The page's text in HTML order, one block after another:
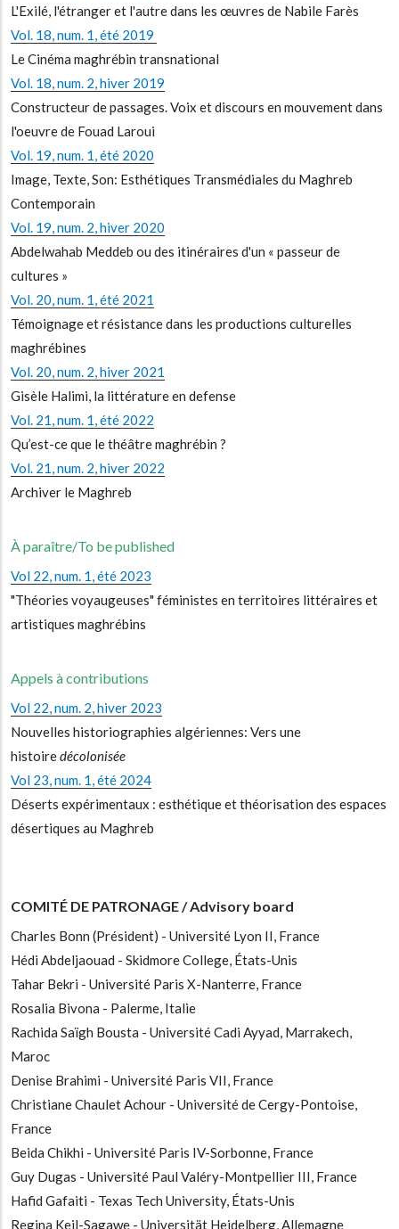
L'Exilé, l'étranger et l'autre dans les œuvres de Nabile Farès
Vol. 18, num. 1, été 2019
Le Cinéma maghrébin transnational
Vol. 18, num. 2, hiver 2019
Constructeur de passages. Voix et discours en mouvement dans
l'oeuvre de Fouad Laroui
Vol. 19, num. 1, été 2020
Image, Texte, Son: Esthétiques Transmédiales du Maghreb
Contemporain
Vol. 19, num. 2, hiver 2020
Abdelwahab Meddeb ou des itinéraires d'un « passeur de
cultures »
Vol. 20, num. 1, été 2021
Témoignage et résistance dans les productions culturelles
maghrébines
Vol. 20, num. 2, hiver 2021
Gisèle Halimi, la littérature en defense
Vol. 21, num. 1, été 2022
Qu’est-ce que le théâtre maghrébin ?
Vol. 21, num. 2, hiver 2022
Archiver le Maghreb
À paraître/To be published
Vol 22, num. 1, été 2023
"Théories voyaugeuses" féministes en territoires littéraires et
artistiques maghrébins
Appels à contributions
Vol 22, num. 2, hiver 2023
Nouvelles historiographies algériennes: Vers une
histoiredécolonisée
Vol 23, num. 1, été 2024
Déserts expérimentaux : esthétique et théorisation des espaces
désertiques au Maghreb
COMITÉ DE PATRONAGE / Advisory board
Charles Bonn (Président) - Université Lyon II, France
Hédi Abdeljaouad - Skidmore College, États-Unis
Tahar Bekri - Université Paris X-Nanterre, France
Rosalia Bivona - Palerme, Italie
Rachida Saïgh Bousta - Université Cadi Ayyad, Marrakech,
Maroc
Denise Brahimi - Université Paris VII, France
Christiane Chaulet Achour - Université de Cergy-Pontoise,
France
Beida Chikhi - Université Paris IV-Sorbonne, France
Guy Dugas - Université Paul Valéry-Montpellier III, France
Hafid Gafaiti - Texas Tech University, États-Unis
Regina Keil-Sagawe - Universität Heidelberg, Allemagne